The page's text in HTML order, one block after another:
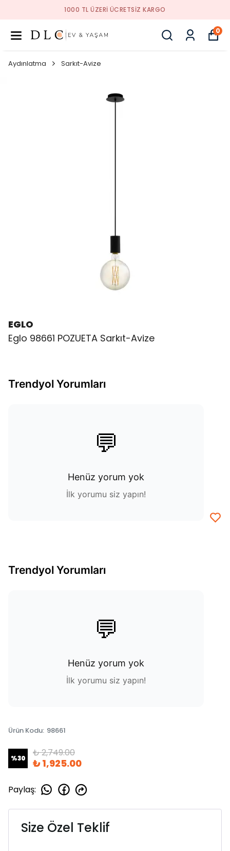
1000 TL ÜZERI ÜCRETSIZ KARGO
0
Aydınlatma Sarkıt-Avize
EGLO
Eglo 98661 POZUETA Sarkıt-Avize
Trendyol Yorumları
💬
Henüz yorum yok
İlk yorumu siz yapın!
Trendyol Yorumları
💬
Henüz yorum yok
İlk yorumu siz yapın!
Ürün Kodu: 98661
%30 ₺ 2,749.00
₺ 1,925.00
Paylaş:
Size Özel Teklif